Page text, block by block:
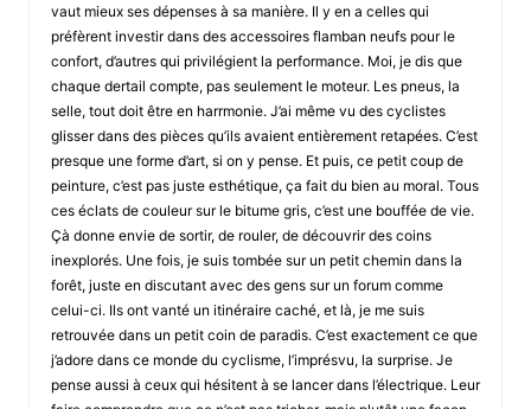
vaut mieux ses dépenses à sa manière. Il y en a celles qui
préfèrent investir dans des accessoires flamban neufs pour le
confort, d’autres qui privilégient la performance. Moi, je dis que
chaque dertail compte, pas seulement le moteur. Les pneus, la
selle, tout doit être en harrmonie. J’ai même vu des cyclistes
glisser dans des pièces qu’ils avaient entièrement retapées. C’est
presque une forme d’art, si on y pense. Et puis, ce petit coup de
peinture, c’est pas juste esthétique, ça fait du bien au moral. Tous
ces éclats de couleur sur le bitume gris, c’est une bouffée de vie.
Çà donne envie de sortir, de rouler, de découvrir des coins
inexplorés. Une fois, je suis tombée sur un petit chemin dans la
forêt, juste en discutant avec des gens sur un forum comme
celui-ci. Ils ont vanté un itinéraire caché, et là, je me suis
retrouvée dans un petit coin de paradis. C’est exactement ce que
j’adore dans ce monde du cyclisme, l’imprésvu, la surprise. Je
pense aussi à ceux qui hésitent à se lancer dans l’électrique. Leur